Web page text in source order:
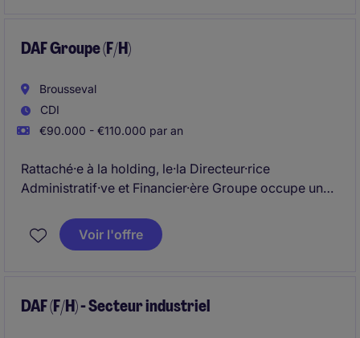
DAF Groupe (F/H)
Brousseval
CDI
€90.000 - €110.000 par an
Rattaché·e à la holding, le·la Directeur·rice
Administratif·ve et Financier·ère Groupe occupe un
d'accompagnement de la performance financière et
opérationnelle, en lien étroit avec la direction
Voir l'offre
DAF (F/H) - Secteur industriel